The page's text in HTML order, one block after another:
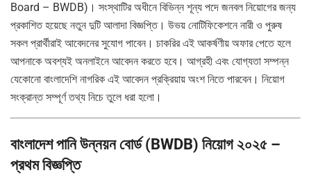
Board – BWDB)। সংস্থাটির অধীনে বিভিন্ন শূন্য পদে জনবল নিয়োগের জন্য
প্রকাশিত হয়েছে নতুন দুটি আলাদা বিজ্ঞপ্তি। উভয় নোটিফিকেশনে নারী ও পুরুষ
সকল প্রার্থীরাই আবেদনের সুযোগ পাবেন। চাকরির এই আকর্ষণীয় অফার পেতে হলে
আপনাকে অবশ্যই অনলাইনে আবেদন করতে হবে। আগ্রহী এবং যোগ্যতা সম্পন্ন
যেকোনো বাংলাদেশি নাগরিক এই আবেদন প্রক্রিয়ায় অংশ নিতে পারবেন। নিয়োগ
সংক্রান্ত সম্পূর্ণ তথ্য নিচে তুলে ধরা হলো।
বাংলাদেশ পানি উন্নয়ন বোর্ড (BWDB) নিয়োগ ২০২৫ –
প্রথম বিজ্ঞপ্তি